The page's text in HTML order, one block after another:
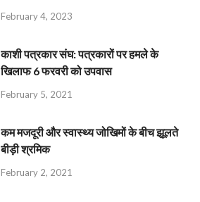
February 4, 2023
काशी पत्रकार संघ: पत्रकारों पर हमले के
खिलाफ 6 फरवरी को उपवास
February 5, 2021
कम मजदूरी और स्वास्थ्य जोखिमों के बीच झूलते
बीड़ी श्रमिक
February 2, 2021